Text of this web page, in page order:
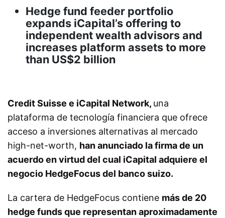
Hedge fund feeder portfolio
expands iCapital’s offering to
independent wealth advisors and
increases platform assets to more
than US$2 billion
Credit Suisse e iCapital Network, una
plataforma de tecnología financiera que ofrece
acceso a inversiones alternativas al mercado
high-net-worth, han anunciado la firma de un
acuerdo en virtud del cual iCapital adquiere el
negocio HedgeFocus del banco suizo.
La cartera de HedgeFocus contiene más de 20
hedge funds que representan aproximadamente